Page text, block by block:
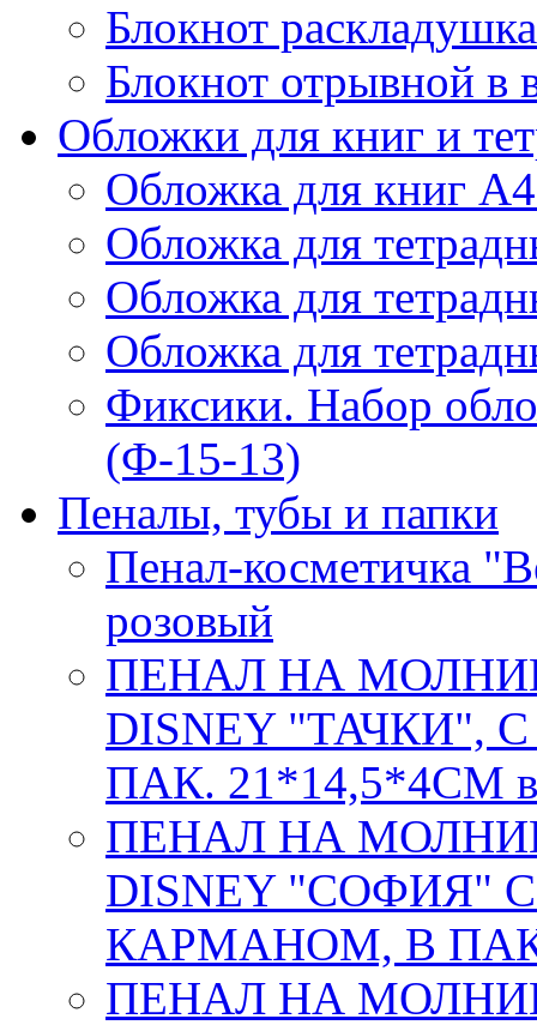
Блокнот
Блокнот отрывной в
Обложки для книг и
Обложка для книг
Обложка для
Обложка для
Обложка для
Фиксики. Набор
(Ф-15-13)
Пеналы, тубы и папки
Пенал-косметичка
розовый
ПЕНАЛ НА
DISNEY "ТАЧКИ",
ПАК. 21*14,5*4СМ в
ПЕНАЛ НА
DISNEY
КАРМАНОМ, В
ПЕНАЛ НА